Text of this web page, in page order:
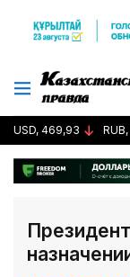
USD, 469,93